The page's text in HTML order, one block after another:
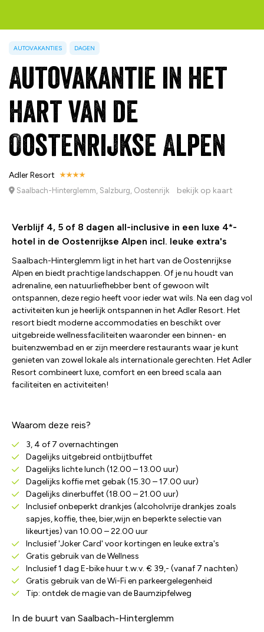
AUTOVAKANTIES DAGEN
Autovakantie in het
hart van de
Oostenrijkse Alpen
Adler Resort
Saalbach-Hinterglemm, Salzburg, Oostenrijk bekijk op kaart
Verblijf 4, 5 of 8 dagen all-inclusive in een luxe 4*-
hotel in de Oostenrijkse Alpen incl. leuke extra's
Saalbach-Hinterglemm ligt in het hart van de Oostenrijkse
Alpen en biedt prachtige landschappen. Of je nu houdt van
adrenaline, een natuurliefhebber bent of gewoon wilt
ontspannen, deze regio heeft voor ieder wat wils. Na een dag vol
activiteiten kun je heerlijk ontspannen in het Adler Resort. Het
resort biedt moderne accommodaties en beschikt over
uitgebreide wellnessfaciliteiten waaronder een binnen- en
buitenzwembad en er zijn meerdere restaurants waar je kunt
genieten van zowel lokale als internationale gerechten. Het Adler
Resort combineert luxe, comfort en een breed scala aan
faciliteiten en activiteiten!
Waarom deze reis?
3, 4 of 7 overnachtingen
Dagelijks uitgebreid ontbijtbuffet
Dagelijks lichte lunch (12.00 – 13.00 uur)
Dagelijks koffie met gebak (15.30 – 17.00 uur)
Dagelijks dinerbuffet (18.00 – 21.00 uur)
Inclusief onbeperkt drankjes (alcoholvrije drankjes zoals
sapjes, koffie, thee, bier,wijn en beperkte selectie van
likeurtjes) van 10.00 – 22.00 uur
Inclusief 'Joker Card' voor kortingen en leuke extra's
Gratis gebruik van de Wellness
Inclusief 1 dag E-bike huur t.w.v. € 39,- (vanaf 7 nachten)
Gratis gebruik van de Wi-Fi en parkeergelegenheid
Tip: ontdek de magie van de Baumzipfelweg
In de buurt van Saalbach-Hinterglemm